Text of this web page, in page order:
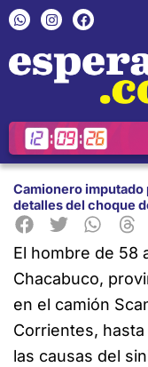
contenido
W
h
t
s
a
I
n
t
a
g
m
F
a
e
b
Camionero
detalles del choque
El hombre de 58
Chacabuco,
en el camión
Corrientes,
las causas del